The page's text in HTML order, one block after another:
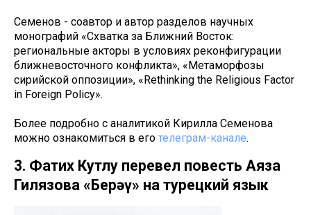
Семенов - соавтор и автор разделов научных
монографий «Схватка за Ближний Восток:
региональные акторы в условиях реконфигурации
ближневосточного конфликта», «Метаморфозы
сирийской оппозиции», «Rethinking the Religious Factor
in Foreign Policy».
Более подробно с аналитикой Кирилла Семенова
можно ознакомиться в его телеграм-канале.
3. Фатих Кутлу перевел повесть Аяза
Гилязова «Берәү» на турецкий язык